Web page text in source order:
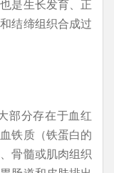
是生长发育、正
结缔组织合成过
部分存在于血红
铁质（铁蛋白的
骨髓或肌肉组织